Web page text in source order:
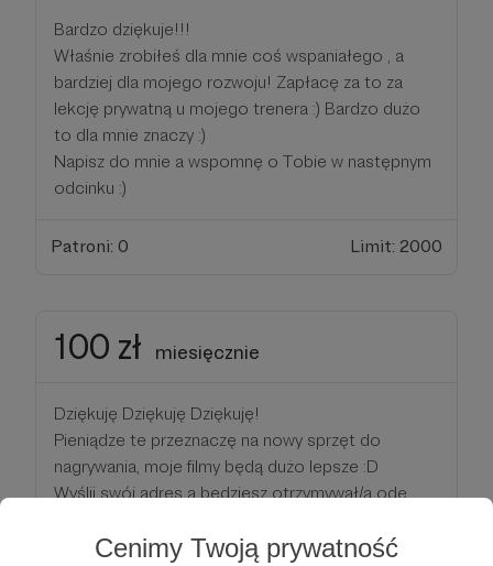
Cenimy Twoją prywatność
Bardzo dziękuje!!!
Właśnie zrobiłeś dla mnie coś wspaniałego , a
bardziej dla mojego rozwoju! Zapłacę za to za
lekcję prywatną u mojego trenera :) Bardzo dużo
to dla mnie znaczy :)
Napisz do mnie a wspomnę o Tobie w następnym
odcinku :)
Patroni: 0 Limit: 2000
100 zł miesięcznie
Dziękuję Dziękuję Dziękuję!
Pieniądze te przeznaczę na nowy sprzęt do
nagrywania, moje filmy będą dużo lepsze :D
Wyślij swój adres a będziesz otrzymywał/a ode